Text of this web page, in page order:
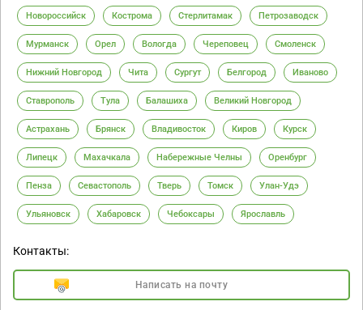
Новороссийск Кострома Стерлитамак Петрозаводск
Мурманск Орел Вологда Череповец Смоленск
Нижний Новгород Чита Сургут Белгород Иваново
Ставрополь Тула Балашиха Великий Новгород
Астрахань Брянск Владивосток Киров Курск
Липецк Махачкала Набережные Челны Оренбург
Пенза Севастополь Тверь Томск Улан-Удэ
Ульяновск Хабаровск Чебоксары Ярославль
Контакты:
Написать на почту